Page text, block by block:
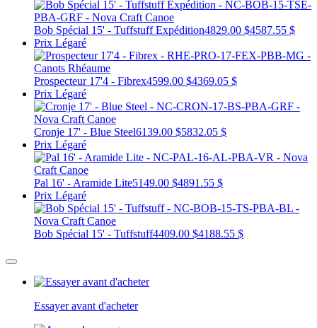
Bob Spécial 15' - Tuffstuff Expédition4829.00 $4587.55 $
Prix Légaré
Prospecteur 17'4 - Fibrex4599.00 $4369.05 $
Prix Légaré
Cronje 17' - Blue Steel6139.00 $5832.05 $
Prix Légaré
Pal 16' - Aramide Lite5149.00 $4891.55 $
Prix Légaré
Bob Spécial 15' - Tuffstuff4409.00 $4188.55 $
Essayer avant d'acheter